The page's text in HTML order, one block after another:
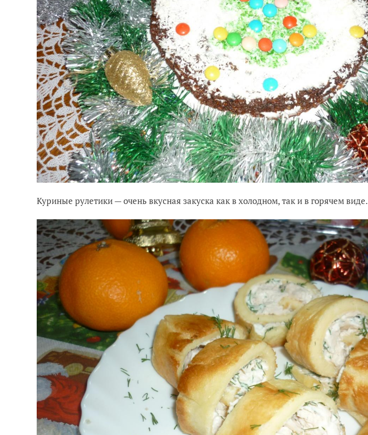
Куриные рулетики — очень вкусная закуска как в холодном, так и в горячем виде.